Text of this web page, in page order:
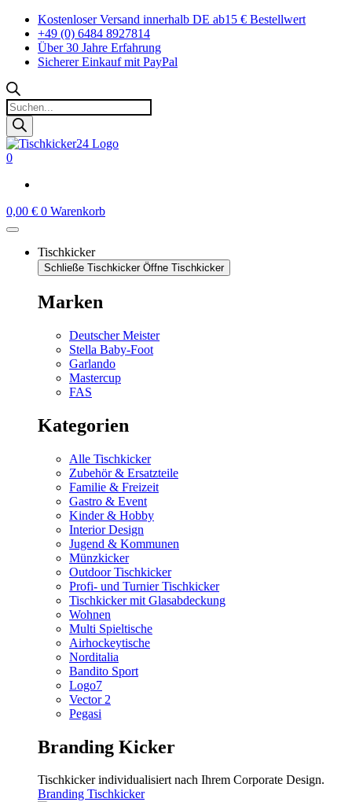
Zum
Inhalt
springen
Kostenloser Versand innerhalb DE ab15 € Bestellwert
+49 (0) 6484 8927814
Über 30 Jahre Erfahrung
Sicherer Einkauf mit PayPal
Products
search
0
0,00 € 0 Warenkorb
Tischkicker
Schließe Tischkicker Öffne Tischkicker
Marken
Deutscher Meister
Stella Baby-Foot
Garlando
Mastercup
FAS
Kategorien
Alle Tischkicker
Zubehör & Ersatzteile
Familie & Freizeit
Gastro & Event
Kinder & Hobby
Interior Design
Jugend & Kommunen
Münzkicker
Outdoor Tischkicker
Profi- und Turnier Tischkicker
Tischkicker mit Glasabdeckung
Wohnen
Multi Spieltische
Airhockeytische
Norditalia
Bandito Sport
Logo7
Vector 2
Pegasi
Branding Kicker
Tischkicker individualisiert nach Ihrem Corporate Design.
Branding Tischkicker